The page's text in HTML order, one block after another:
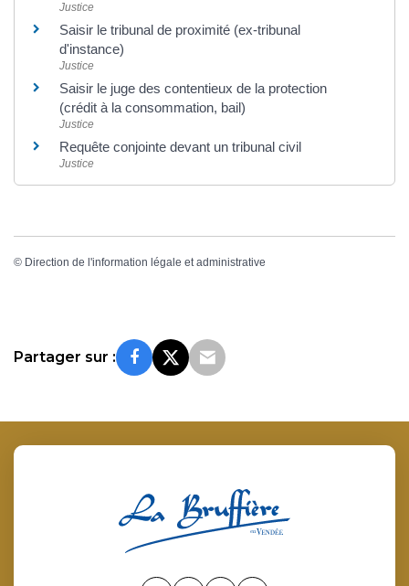
Justice
Saisir le tribunal de proximité (ex-tribunal
d'instance)
Justice
Saisir le juge des contentieux de la protection
(crédit à la consommation, bail)
Justice
Requête conjointe devant un tribunal civil
Justice
© Direction de l'information légale et administrative
Partager sur :